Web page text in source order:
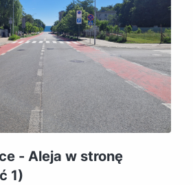
- Aleja w stronę
1)